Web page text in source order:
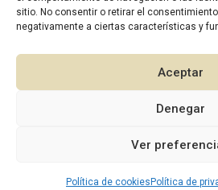
sitio. No consentir o retirar el
negativamente a ciertas características y
Aceptar
Denegar
Ver
Política de cookies Política de
Dr. Mario López Antón
2026 © Diseño:Murcia